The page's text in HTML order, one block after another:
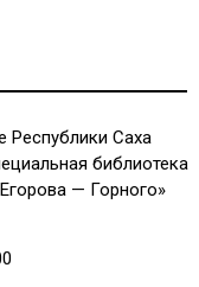
Республики Саха
библиотека
— Горного»